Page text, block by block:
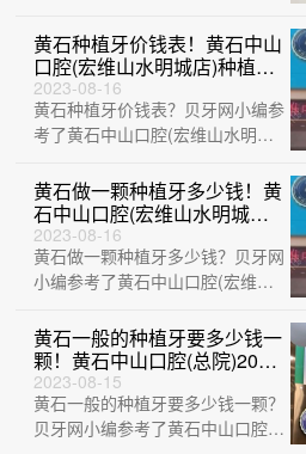
腔、黄石···
黄石种植牙价钱表！黄石中山
口腔(宏维山水明城店)种植牙
价目表已更新，瑞士锆钛锆合
金种植牙：8355元起/颗！
2023-08-16
黄石种植牙价钱表？贝牙网小编参
考了黄石中山口腔(宏维山水明城
咿呀口腔···
黄石做一颗种植牙多少钱！黄
石中山口腔(宏维山水明城店)
种植牙收费表公布，德国icx
种植牙：6735元起/颗！
2023-08-16
黄石做一颗种植牙多少钱？贝牙网
小编参考了黄石中山口腔(宏维山
济医院店···
黄石一般的种植牙要多少钱一
颗！黄石中山口腔(总院)2023
全新种牙价目表，国产常州创
英种植牙：4359元起/颗！
2023-08-15
黄石一般的种植牙要多少钱一颗？
贝牙网小编参考了黄石中山口腔